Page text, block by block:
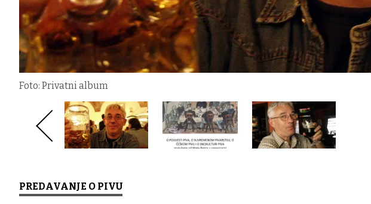
Foto: Privatni album
PREDAVANJE O PIVU